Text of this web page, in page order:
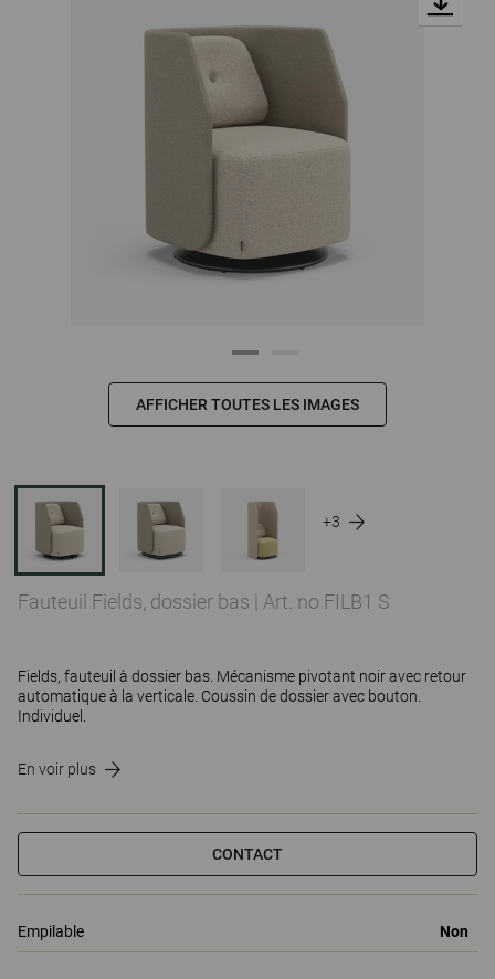
AFFICHER TOUTES LES IMAGES
+3
Fauteuil Fields, dossier bas | Art. no FILB1 S
Fields, fauteuil à dossier bas. Mécanisme pivotant noir avec retour
automatique à la verticale. Coussin de dossier avec bouton.
Individuel.
En voir plus
CONTACT
Empilable Non